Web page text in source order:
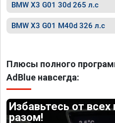
BMW X3 G01 30d 265 л.с
BMW X3 G01 M40d 326 л.с
Плюсы полного
AdBlue навсегда:
Избавьтесь от
разом!